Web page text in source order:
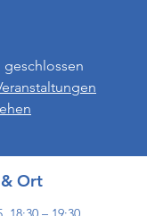
Ort